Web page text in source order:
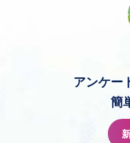
アンケー
簡